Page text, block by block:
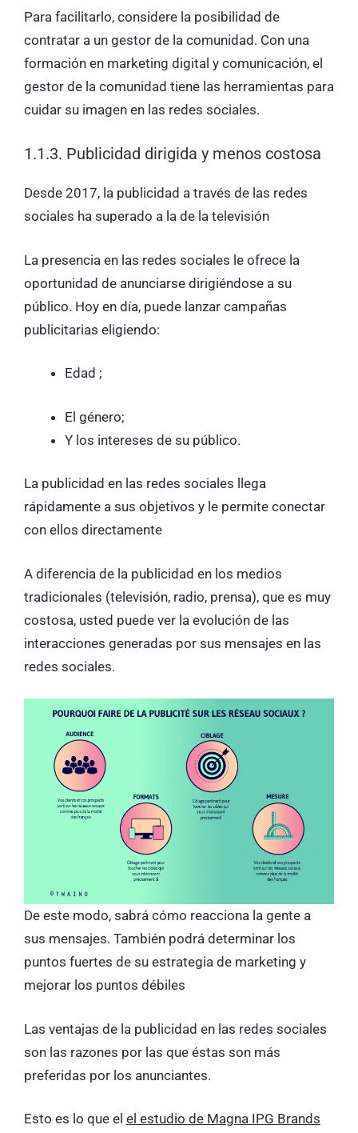
Para facilitarlo, considere la posibilidad de
contratar a un gestor de la comunidad. Con una
formación en marketing digital y comunicación, el
gestor de la comunidad tiene las herramientas para
cuidar su imagen en las redes sociales.
1.1.3. Publicidad dirigida y menos costosa
Desde 2017, la publicidad a través de las redes
sociales ha superado a la de la televisión
La presencia en las redes sociales le ofrece la
oportunidad de anunciarse dirigiéndose a su
público. Hoy en día, puede lanzar campañas
publicitarias eligiendo:
Edad ;
El género;
Y los intereses de su público.
La publicidad en las redes sociales llega
rápidamente a sus objetivos y le permite conectar
con ellos directamente
A diferencia de la publicidad en los medios
tradicionales (televisión, radio, prensa), que es muy
costosa, usted puede ver la evolución de las
interacciones generadas por sus mensajes en las
redes sociales.
De este modo, sabrá cómo reacciona la gente a
sus mensajes. También podrá determinar los
puntos fuertes de su estrategia de marketing y
mejorar los puntos débiles
Las ventajas de la publicidad en las redes sociales
son las razones por las que éstas son más
preferidas por los anunciantes.
Esto es lo que el el estudio de Magna IPG Brands